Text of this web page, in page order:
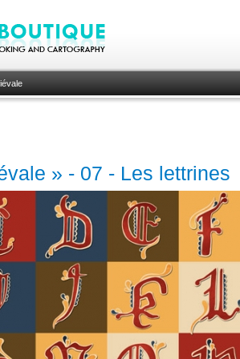
» - 07 - Les lettrines